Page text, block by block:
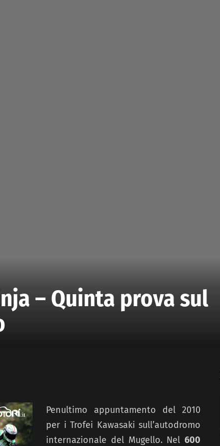
– Quinta prova sul
Penultimo appuntamento del 2010
per i Trofei Kawasaki sull’autodromo
internazionale del Mugello. Nel 600